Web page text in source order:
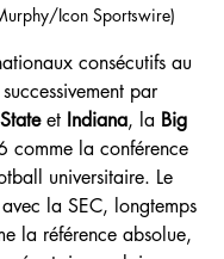
Icon Sportswire)
consécutifs au
par
et Indiana, la Big
comme la conférence
universitaire. Le
la SEC, longtemps
la référence absolue,